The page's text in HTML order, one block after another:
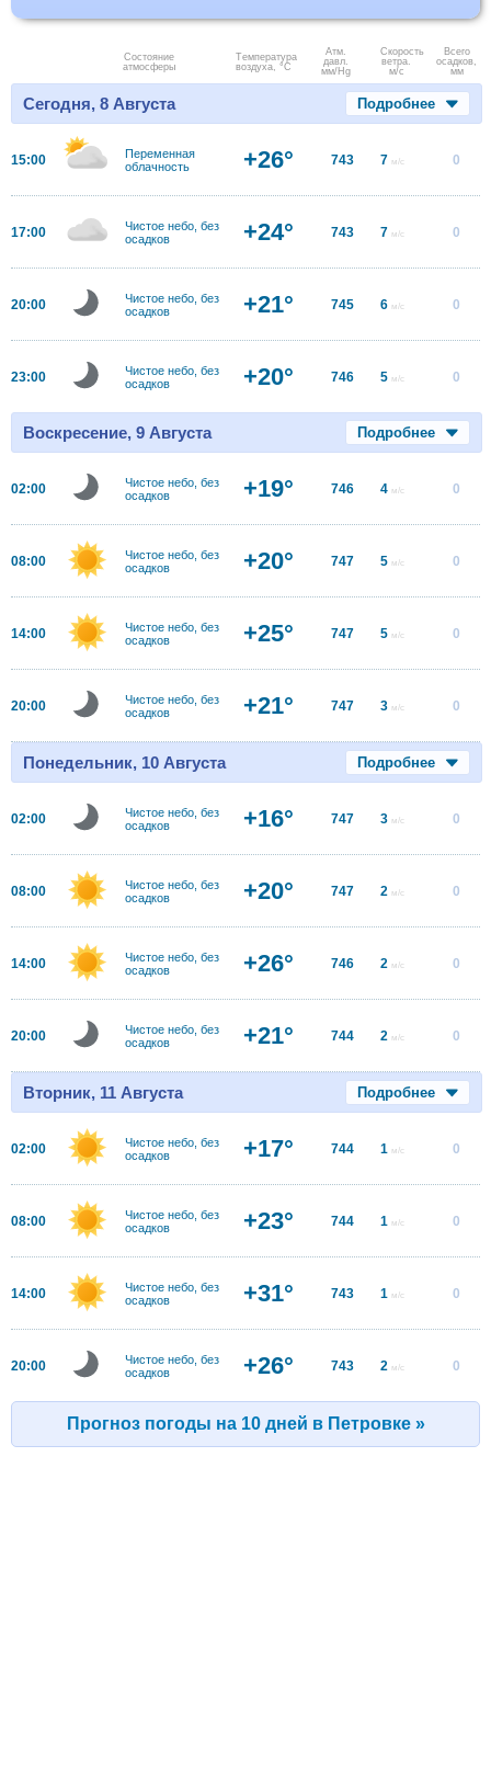
Состояние
атмосферы
Температура
воздуха, °C
Атм.
давл.
мм/Hg
Скорость
ветра.
м/с
Всего
осадков,
мм
Сегодня, 8 Августа Подробнее
15:00
Переменная
облачность
+26° 743 7 м/с 0
17:00
Чистое небо, без
осадков
+24° 743 7 м/с 0
20:00
Чистое небо, без
осадков
+21° 745 6 м/с 0
23:00
Чистое небо, без
осадков
+20° 746 5 м/с 0
Воскресение, 9 Августа Подробнее
02:00
Чистое небо, без
осадков
+19° 746 4 м/с 0
08:00
Чистое небо, без
осадков
+20° 747 5 м/с 0
14:00
Чистое небо, без
осадков
+25° 747 5 м/с 0
20:00
Чистое небо, без
осадков
+21° 747 3 м/с 0
Понедельник, 10 Августа Подробнее
02:00
Чистое небо, без
осадков
+16° 747 3 м/с 0
08:00
Чистое небо, без
осадков
+20° 747 2 м/с 0
14:00
Чистое небо, без
осадков
+26° 746 2 м/с 0
20:00
Чистое небо, без
осадков
+21° 744 2 м/с 0
Вторник, 11 Августа Подробнее
02:00
Чистое небо, без
осадков
+17° 744 1 м/с 0
08:00
Чистое небо, без
осадков
+23° 744 1 м/с 0
14:00
Чистое небо, без
осадков
+31° 743 1 м/с 0
20:00
Чистое небо, без
осадков
+26° 743 2 м/с 0
Прогноз погоды на 10 дней в Петровке »